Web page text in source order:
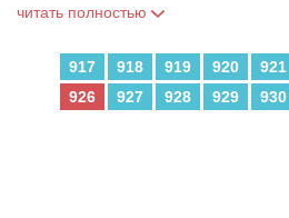
читать полностью
917 918 919 920 921
926
927 928 929 930